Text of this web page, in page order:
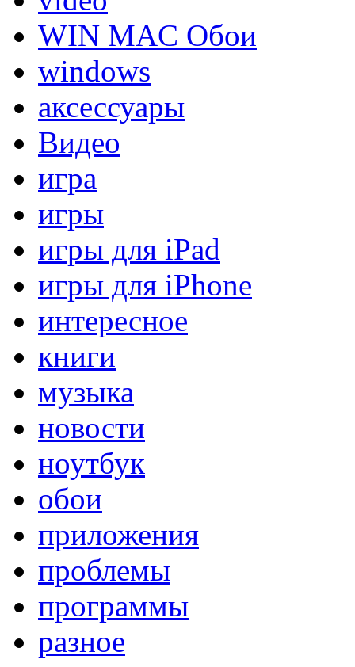
WIN MAC Обои
windows
аксессуары
Видео
игра
игры
игры для iPad
игры для iPhone
интересное
книги
музыка
новости
ноутбук
обои
приложения
проблемы
программы
разное